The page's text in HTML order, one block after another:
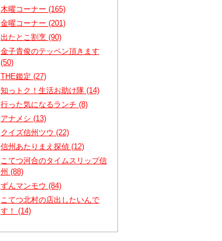
木曜コーナー (165)
金曜コーナー (201)
出たとこ割烹 (90)
金子貴俊のテッペン頂きます
(50)
THE鑑定 (27)
知っトク！生活お助け隊 (14)
行った気になるランチ (8)
アナメシ (13)
クイズ信州ツウ (22)
信州あたりまえ探偵 (12)
こてつ河合のタイムスリップ信
州 (88)
ずんマンモウ (84)
こてつ北村の店出したいんで
す！ (14)